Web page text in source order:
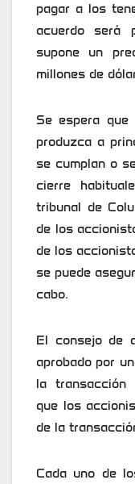
pagar a los
acuerdo será
supone un
millones de
Se espera
produzca a
se cumplan o
cierre
tribunal de
de los
de los
se puede
cabo.
El consejo de
aprobado por
la transacción
que los
de la
Cada uno de